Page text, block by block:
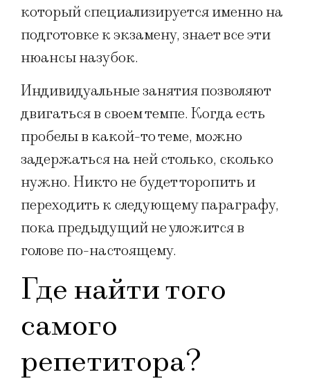
который специализируется именно на
подготовке к экзамену, знает все эти
нюансы назубок.
Индивидуальные занятия позволяют
двигаться в своем темпе. Когда есть
пробелы в какой-то теме, можно
задержаться на ней столько, сколько
нужно. Никто не будет торопить и
переходить к следующему параграфу,
пока предыдущий не уложится в
голове по-настоящему.
Где найти того
самого
репетитора?